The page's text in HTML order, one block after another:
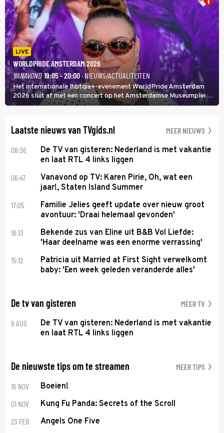
LIVE
WORLDPRIDE AMSTERDAM 2026
VANAVOND 19:05 - 20:00· NIEUWS/ACTUALITEITEN
Het internationale lhbtqia+-evenement WorldPride Amsterdam
2026 sluit af met een concert op het Amsterdamse Museumplein.
Anita Doth is een van de optredende artiesten. In de jaren 90
Laatste nieuws van TVgids.nl MEER NIEUWS
08:36
De TV van gisteren: Nederland is met vakantie
en laat RTL 4 links liggen
06:47
Vanavond op TV: Karen Pirie, Oh, wat een
jaar!, Staten Island Summer
17:05
Familie Jelies geeft update over nieuw groot
avontuur: 'Draai helemaal gevonden'
16:13
Bekende zus van Eline uit B&B Vol Liefde:
'Haar deelname was een enorme verrassing'
15:12
Patricia uit Married at First Sight verwelkomt
baby: 'Een week geleden veranderde alles'
De tv van gisteren MEER TV
8 AUG
De TV van gisteren: Nederland is met vakantie
en laat RTL 4 links liggen
De nieuwste tips om te streamen MEER TIPS
16 NOV Boeien!
01 NOV Kung Fu Panda: Secrets of the Scroll
23 FEB Angels One Five